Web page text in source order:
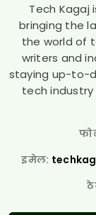
Tech
bringing the
the world of
writers and
staying up-to-
tech
इमेल: